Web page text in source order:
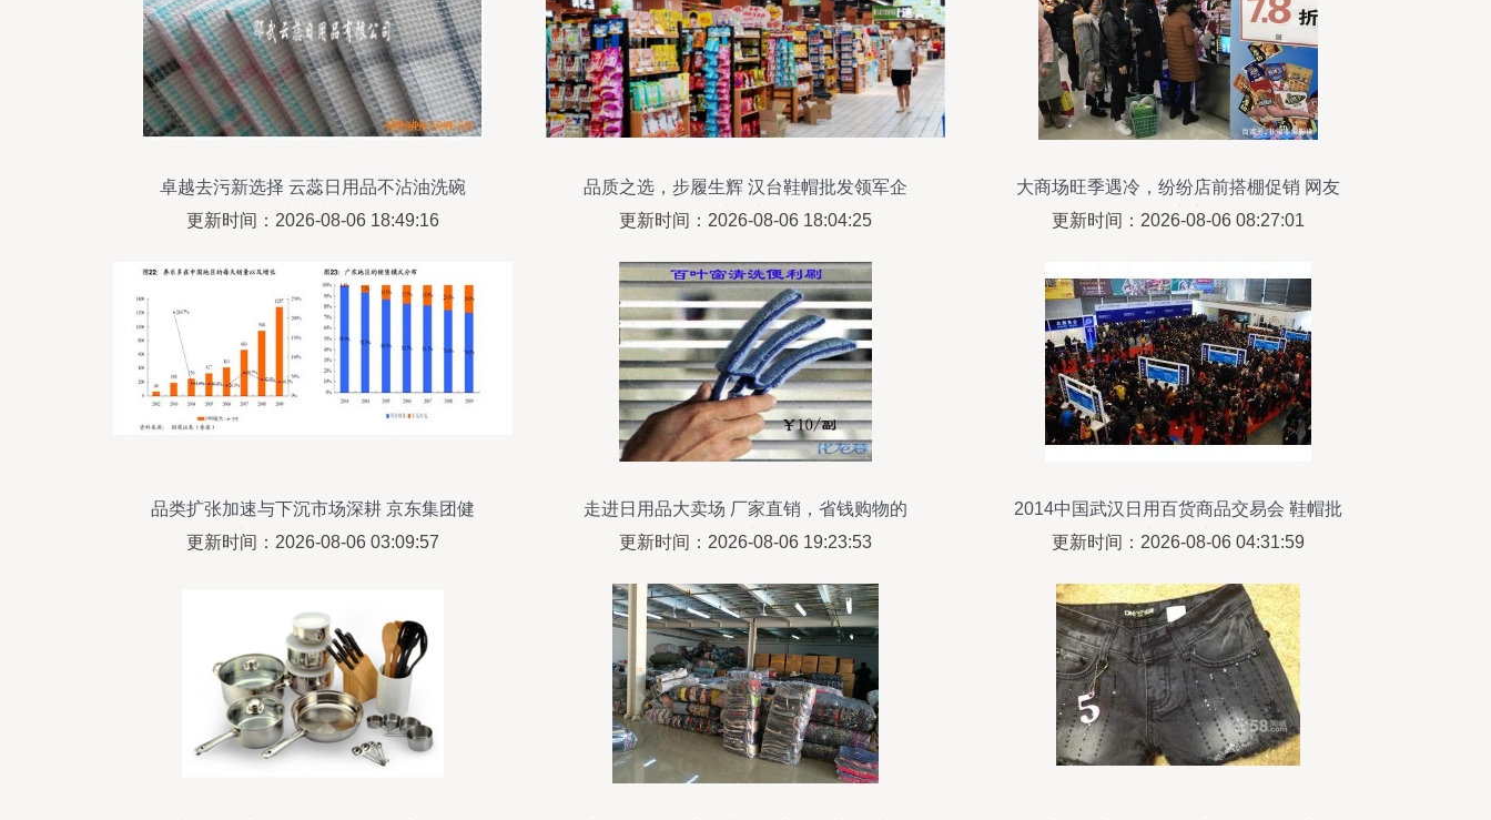
卓越去污新选择 云蕊日用品不沾油洗碗
布，让清洁更轻松
更新时间：2026-08-06 18:49:16
品质之选，步履生辉 汉台鞋帽批发领军企
业巡礼
更新时间：2026-08-06 18:04:25
大商场旺季遇冷，纷纷店前搭棚促销 网友
给出“逆袭”新出路
更新时间：2026-08-06 08:27:01
品类扩张加速与下沉市场深耕 京东集团健
康增长的双引擎解析
更新时间：2026-08-06 03:09:57
走进日用品大卖场 厂家直销，省钱购物的
明智之选
更新时间：2026-08-06 19:23:53
2014中国武汉日用百货商品交易会 鞋帽批
发市场的盛会
更新时间：2026-08-06 04:31:59